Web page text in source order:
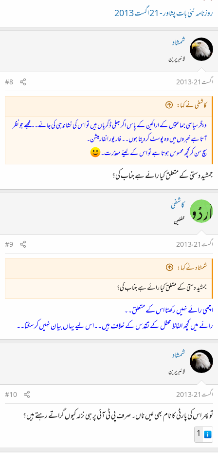
روزنامہ نئی بات پشاور - 21 اگست 2013
شمشاد
لائبریرین
اگست 21، 2013
#8
کاشفی نے کہا:
دیگر سیاسی جماعتوں کے اراکین کے پاس اگر جعلی ڈگریاں ہیں تو اس کی نشاندہی کی جائے۔۔ مجھے جو نظر
آتا ہے خبروں میں وہ پوسٹ کردیتا ہوں۔۔ فار یور انفارمیشن۔
سچ سن کر کچھ محسوس ہوتا ہے تو اس کے لیئے معذرت۔
جمشید دستی کے متعلق کیا رائے ہے جناب کی؟
کاشفی
محفلین
اگست 21، 2013
#9
شمشاد نے کہا:
جمشید دستی کے متعلق کیا رائے ہے جناب کی؟
اچھی رائے نہیں رکھتا اس کے متعلق۔۔
رائے میں کچھ الفاظ محفل کے تقدس کے خلاف ہیں۔۔اس لیے یہاں بیان نہیں کرسکتا۔۔
شمشاد
لائبریرین
اگست 21، 2013
#10
تو پھر اس کی پارٹی کا نام بھی لیں ناں۔ صرف پی ٹی آئی پر ہی نزلہ کیوں گراتے رہتے ہیں؟
1